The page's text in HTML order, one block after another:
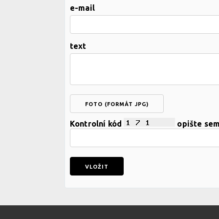
e-mail
text
FOTO (FORMÁT JPG)
Kontrolní kód opište